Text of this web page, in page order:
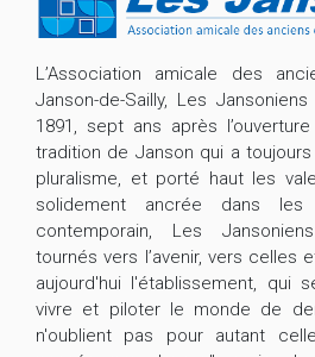
L’Association amicale des
Janson-de-Sailly, Les
1891, sept ans après
tradition de Janson qui a toujours
pluralisme, et porté haut les
solidement ancrée dans
contemporain, Les
tournés vers l’avenir, vers celles
aujourd'hui l'établissement, qui
vivre et piloter le monde de
n'oublient pas pour autant